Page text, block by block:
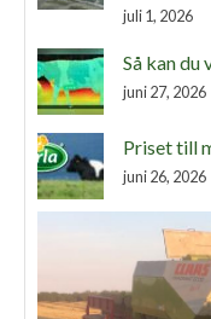
juli 1, 2026
Så kan du
juni 27, 2026
Priset till
juni 26, 2026